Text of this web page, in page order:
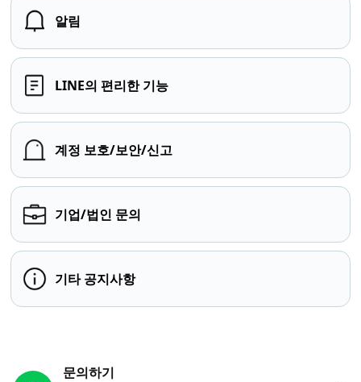
알림
LINE의 편리한 기능
계정 보호/보안/신고
기업/법인 문의
기타 공지사항
문의하기